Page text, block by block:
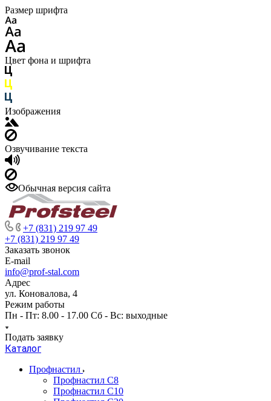
Размер шрифта
Цвет фона и шрифта
Изображения
Озвучивание текста
Обычная версия сайта
+7 (831) 219 97 49
+7 (831) 219 97 49
Заказать звонок
E-mail
info@prof-stal.com
Адрес
ул. Коновалова, 4
Режим работы
Пн - Пт: 8.00 - 17.00 Сб - Вс: выходные
Подать заявку
Каталог
Профнастил
Профнастил С8
Профнастил С10